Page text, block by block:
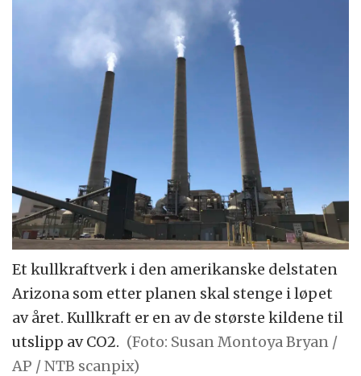
Et kullkraftverk i den amerikanske delstaten
Arizona som etter planen skal stenge i løpet
av året. Kullkraft er en av de største kildene til
utslipp av CO2. (Foto: Susan Montoya Bryan /
AP / NTB scanpix)